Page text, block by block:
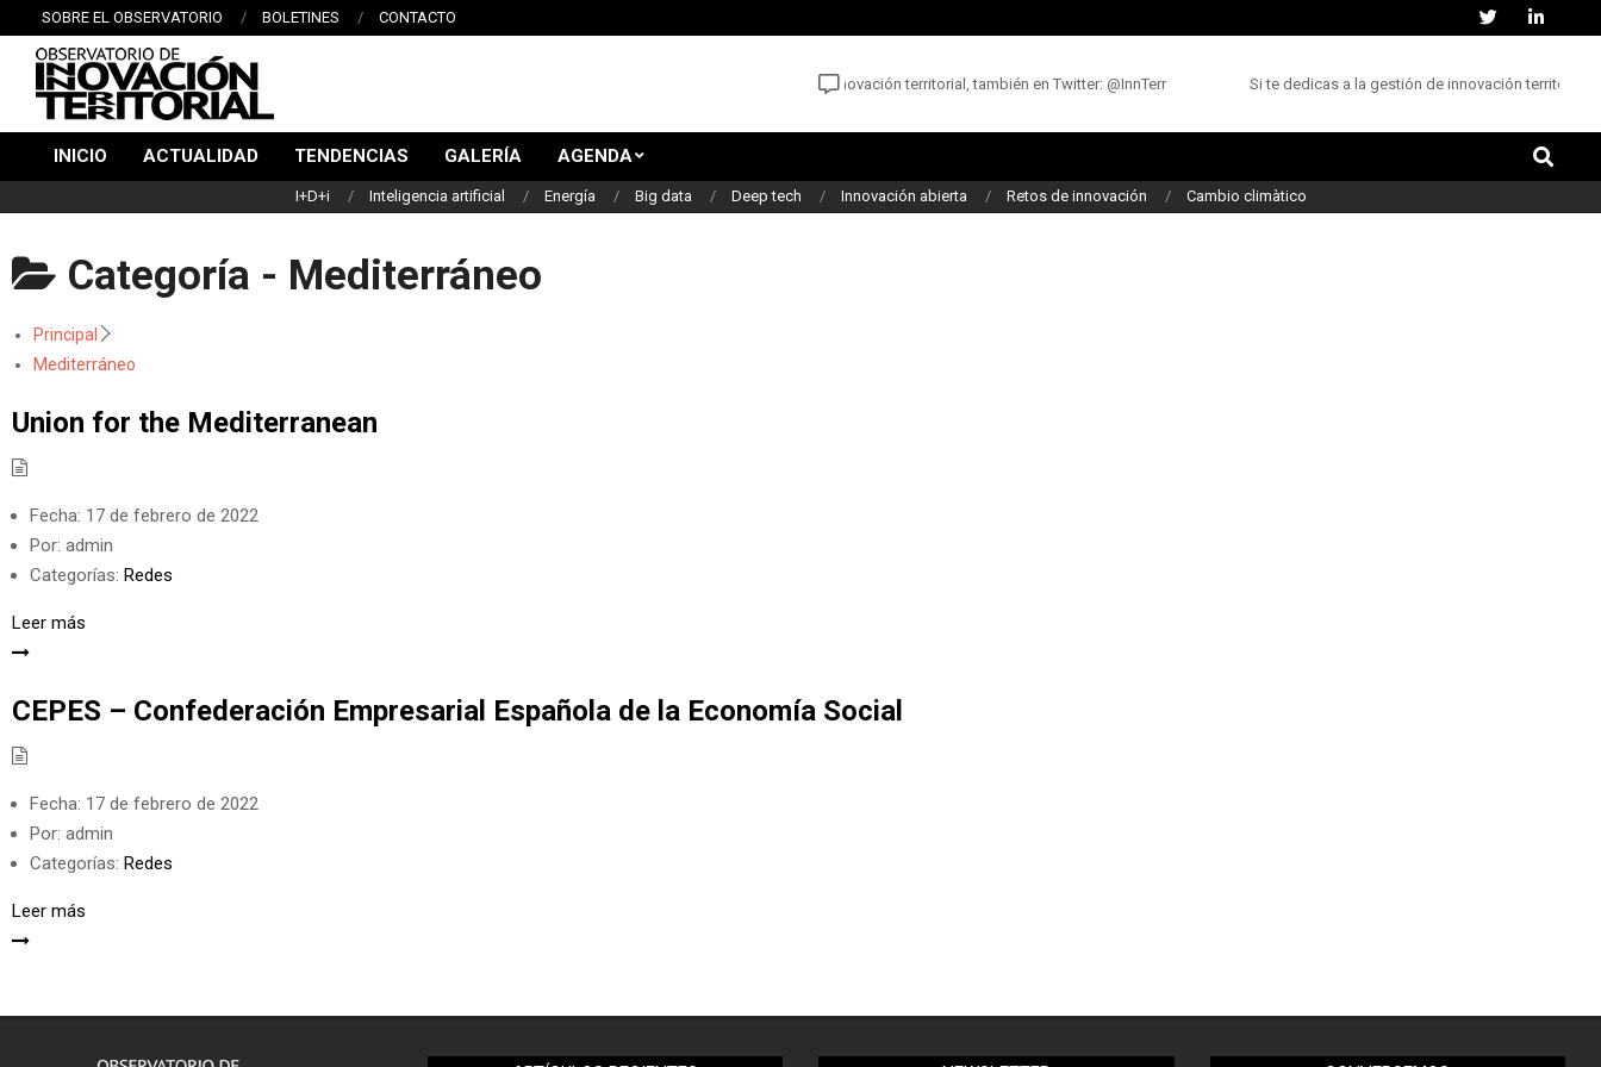
Saltar
al
contenido
SOBRE EL OBSERVATORIO BOLETINES CONTACTO
OBSERVATORIO
DE
INNOVACIÓN
TERRITORIAL
Las noticias y oportunidades para la innovación territorial, también en Twitter: @InnTerr Si te dedicas a la gestión de innovación territorial,
Menú
principal
INICIO ACTUALIDAD TENDENCIAS GALERÍA AGENDA Buscar
I+D+i Inteligencia artificial Energía Big data Deep tech Innovación abierta Retos de innovación Cambio climàtico
Categoría - Mediterráneo
Principal
Mediterráneo
Union for the Mediterranean
Fecha: 17 de febrero de 2022
Por: admin
Categorías: Redes
Leer más
CEPES – Confederación Empresarial Española de la Economía Social
Fecha: 17 de febrero de 2022
Por: admin
Categorías: Redes
Leer más